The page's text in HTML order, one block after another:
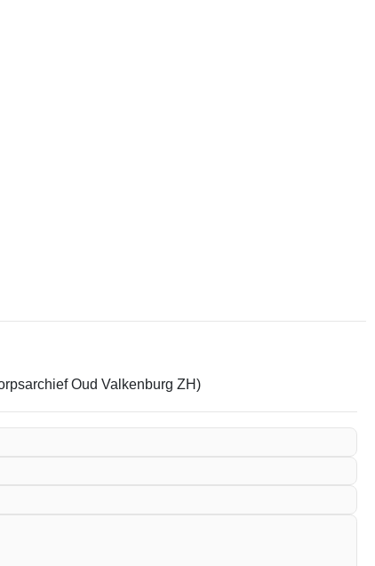
Oud Valkenburg ZH)